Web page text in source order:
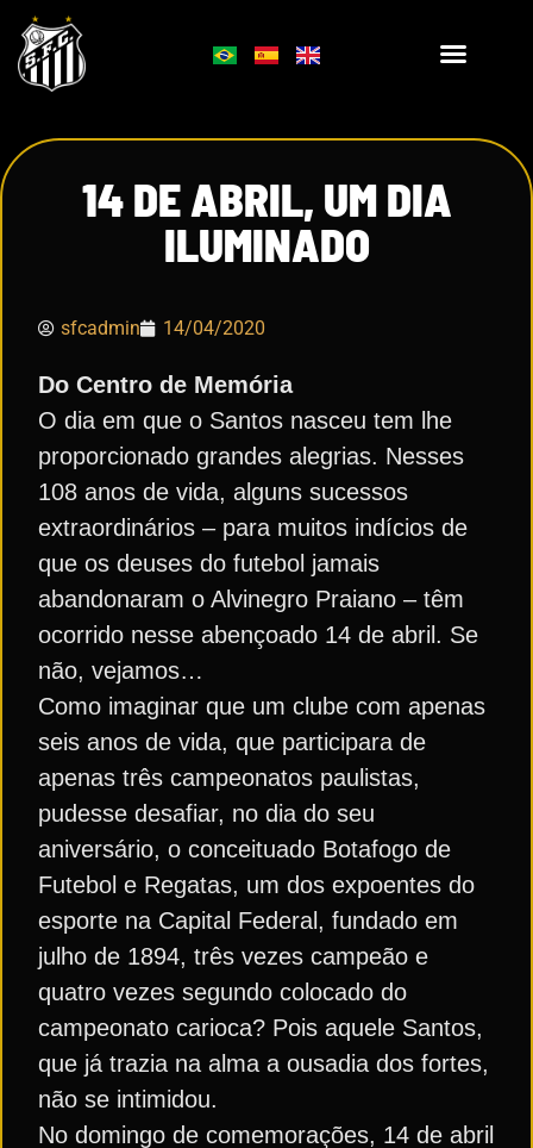
14 DE ABRIL, UM DIA
ILUMINADO
sfcadmin 14/04/2020
Do Centro de Memória
O dia em que o Santos nasceu tem lhe
proporcionado grandes alegrias. Nesses
108 anos de vida, alguns sucessos
extraordinários – para muitos indícios de
que os deuses do futebol jamais
abandonaram o Alvinegro Praiano – têm
ocorrido nesse abençoado 14 de abril. Se
não, vejamos…
Como imaginar que um clube com apenas
seis anos de vida, que participara de
apenas três campeonatos paulistas,
pudesse desafiar, no dia do seu
aniversário, o conceituado Botafogo de
Futebol e Regatas, um dos expoentes do
esporte na Capital Federal, fundado em
julho de 1894, três vezes campeão e
quatro vezes segundo colocado do
campeonato carioca? Pois aquele Santos,
que já trazia na alma a ousadia dos fortes,
não se intimidou.
No domingo de comemorações, 14 de abril